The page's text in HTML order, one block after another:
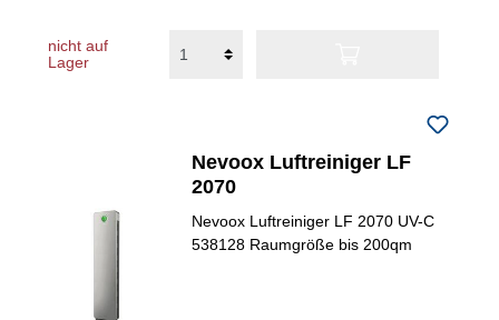
nicht auf
Lager
Nevoox Luftreiniger LF
2070
Nevoox Luftreiniger LF 2070 UV-C
538128 Raumgröße bis 200qm